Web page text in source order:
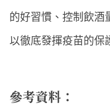
的好習慣、控制飲酒
以徹底發揮疫苗的保
參考資料：